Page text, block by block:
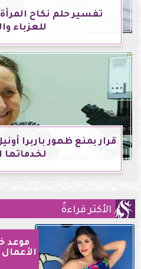
تفسير حلم نكاح
للعزباء
قرار بمنع ظهور باربرا
الأكثر قراءةً
موعد